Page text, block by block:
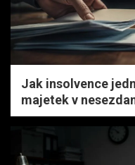
Jak insolvence
majetek v